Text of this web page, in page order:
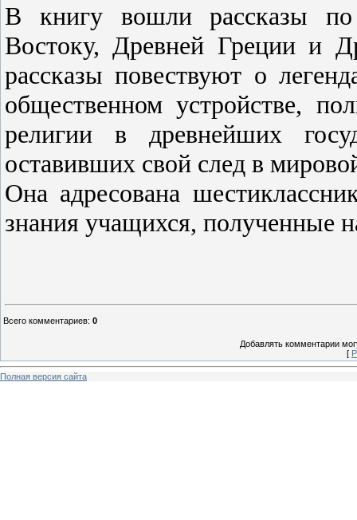
В книгу вошли рассказы по
Востоку, Древней Греции и
рассказы повествуют о
общественном устройстве,
религии в древнейших
оставивших свой след в
Она адресована
знания учащихся, полученные
Всего комментариев: 0
Добавлять комментарии
[
Полная версия сайта